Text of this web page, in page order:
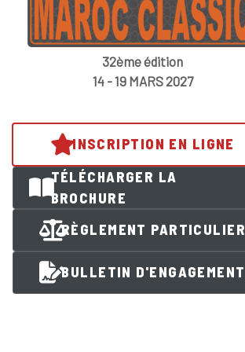
32ème édition
14 - 19 MARS 2027
INSCRIPTION EN LIGNE
TÉLÉCHARGER LA
BROCHURE
RÈGLEMENT PARTICULIER
BULLETIN D'ENGAGEMENT